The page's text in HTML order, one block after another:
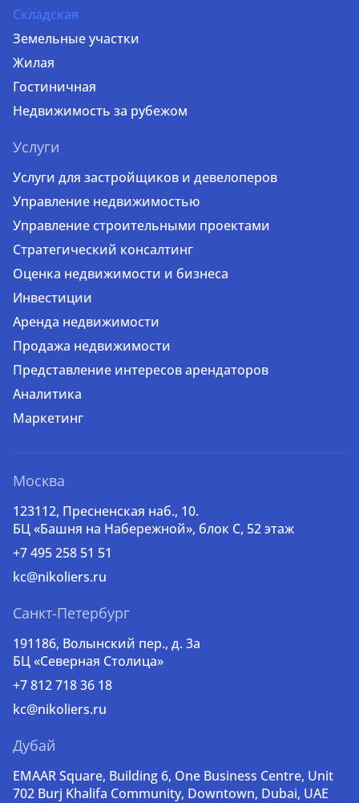
Складская
Земельные участки
Жилая
Гостиничная
Недвижимость за рубежом
Услуги
Услуги для застройщиков и девелоперов
Управление недвижимостью
Управление строительными проектами
Стратегический консалтинг
Оценка недвижимости и бизнеса
Инвестиции
Аренда недвижимости
Продажа недвижимости
Представление интересов арендаторов
Аналитика
Маркетинг
Москва
123112, Пресненская наб., 10.
БЦ «Башня на Набережной», блок С, 52 этаж
+7 495 258 51 51
kc@nikoliers.ru
Санкт-Петербург
191186, Волынский пер., д. 3a
БЦ «Северная Столица»
+7 812 718 36 18
kc@nikoliers.ru
Дубай
EMAAR Square, Building 6, One Business Centre, Unit
702 Burj Khalifa Community, Downtown, Dubai, UAE